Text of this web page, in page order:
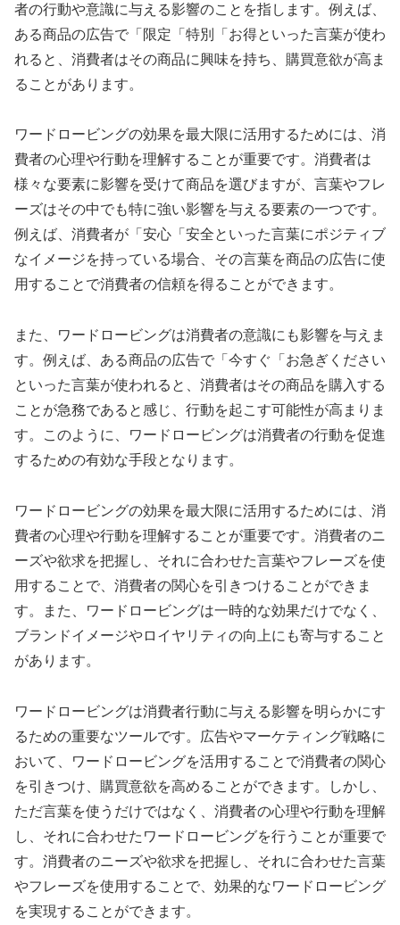
者の行動や意識に与える影響のことを指します。例えば、
ある商品の広告で「限定「特別「お得といった言葉が使わ
れると、消費者はその商品に興味を持ち、購買意欲が高ま
ることがあります。
ワードロービングの効果を最大限に活用するためには、消
費者の心理や行動を理解することが重要です。消費者は
様々な要素に影響を受けて商品を選びますが、言葉やフレ
ーズはその中でも特に強い影響を与える要素の一つです。
例えば、消費者が「安心「安全といった言葉にポジティブ
なイメージを持っている場合、その言葉を商品の広告に使
用することで消費者の信頼を得ることができます。
また、ワードロービングは消費者の意識にも影響を与えま
す。例えば、ある商品の広告で「今すぐ「お急ぎください
といった言葉が使われると、消費者はその商品を購入する
ことが急務であると感じ、行動を起こす可能性が高まりま
す。このように、ワードロービングは消費者の行動を促進
するための有効な手段となります。
ワードロービングの効果を最大限に活用するためには、消
費者の心理や行動を理解することが重要です。消費者のニ
ーズや欲求を把握し、それに合わせた言葉やフレーズを使
用することで、消費者の関心を引きつけることができま
す。また、ワードロービングは一時的な効果だけでなく、
ブランドイメージやロイヤリティの向上にも寄与すること
があります。
ワードロービングは消費者行動に与える影響を明らかにす
るための重要なツールです。広告やマーケティング戦略に
おいて、ワードロービングを活用することで消費者の関心
を引きつけ、購買意欲を高めることができます。しかし、
ただ言葉を使うだけではなく、消費者の心理や行動を理解
し、それに合わせたワードロービングを行うことが重要で
す。消費者のニーズや欲求を把握し、それに合わせた言葉
やフレーズを使用することで、効果的なワードロービング
を実現することができます。